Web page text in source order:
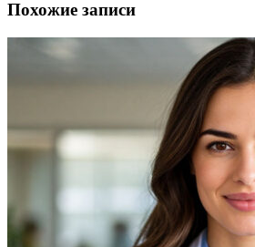
Похожие записи